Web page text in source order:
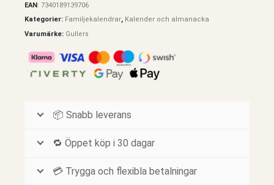
EAN: 7340189139706
Kategorier: Familjekalendrar, Kalender och almanacka
Varumärke: Gullers
📦 Snabb leverans
🔁 Öppet köp i 30 dagar
💳 Trygga och flexibla betalningar